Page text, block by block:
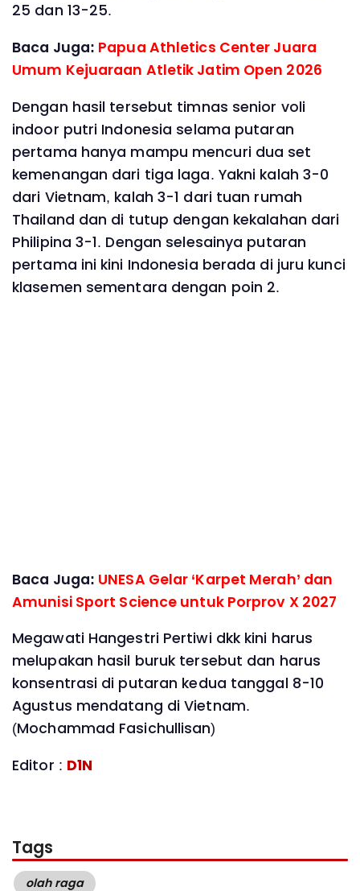
25 dan 13-25.
Baca Juga: Papua Athletics Center Juara
Umum Kejuaraan Atletik Jatim Open 2026
Dengan hasil tersebut timnas senior voli
indoor putri Indonesia selama putaran
pertama hanya mampu mencuri dua set
kemenangan dari tiga laga. Yakni kalah 3-0
dari Vietnam, kalah 3-1 dari tuan rumah
Thailand dan di tutup dengan kekalahan dari
Philipina 3-1. Dengan selesainya putaran
pertama ini kini Indonesia berada di juru kunci
klasemen sementara dengan poin 2.
Baca Juga: UNESA Gelar ‘Karpet Merah’ dan
Amunisi Sport Science untuk Porprov X 2027
Megawati Hangestri Pertiwi dkk kini harus
melupakan hasil buruk tersebut dan harus
konsentrasi di putaran kedua tanggal 8-10
Agustus mendatang di Vietnam.
(Mochammad Fasichullisan)
Editor : D1N
Tags
olah raga